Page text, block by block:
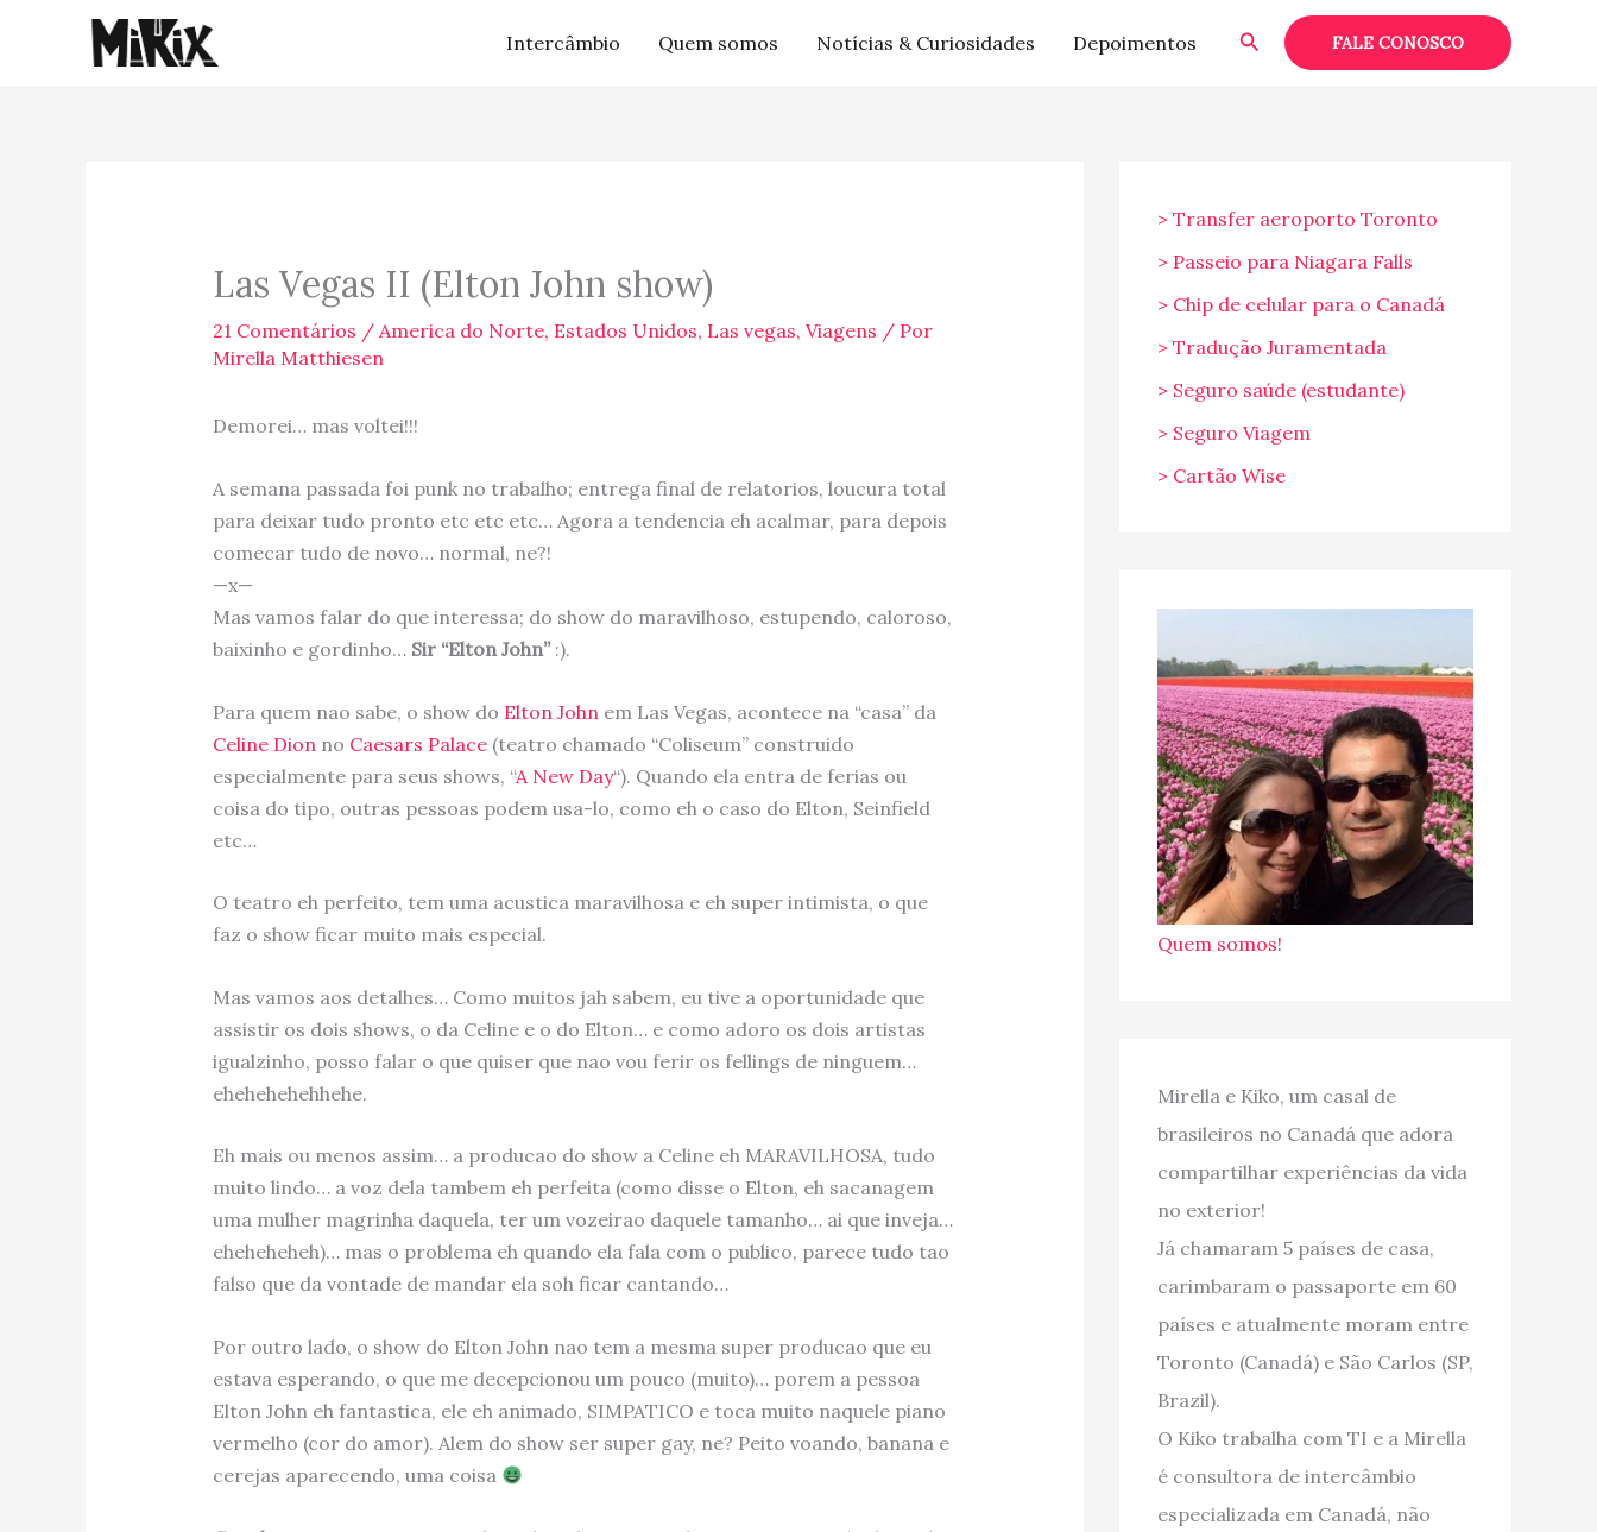
Intercâmbio Quem somos Notícias & Curiosidades Depoimentos PesquisarFALE CONOSCO
Las Vegas II (Elton John show)
21 Comentários / America do Norte, Estados Unidos, Las vegas, Viagens / Por
Mirella Matthiesen
Demorei… mas voltei!!!
A semana passada foi punk no trabalho; entrega final de relatorios, loucura total
para deixar tudo pronto etc etc etc… Agora a tendencia eh acalmar, para depois
comecar tudo de novo… normal, ne?!
—x—
Mas vamos falar do que interessa; do show do maravilhoso, estupendo, caloroso,
baixinho e gordinho… Sir “Elton John”:).
Para quem nao sabe, o show do Elton John em Las Vegas, acontece na “casa” da
Celine Dion no Caesars Palace(teatro chamado “Coliseum” construido
especialmente para seus shows, “A New Day“). Quando ela entra de ferias ou
coisa do tipo, outras pessoas podem usa-lo, como eh o caso do Elton, Seinfield
etc…
O teatro eh perfeito, tem uma acustica maravilhosa e eh super intimista, o que
faz o show ficar muito mais especial.
Mas vamos aos detalhes… Como muitos jah sabem, eu tive a oportunidade que
assistir os dois shows, o da Celine e o do Elton… e como adoro os dois artistas
igualzinho, posso falar o que quiser que nao vou ferir os fellings de ninguem…
ehehehehehhehe.
Eh mais ou menos assim… a producao do show a Celine eh MARAVILHOSA, tudo
muito lindo… a voz dela tambem eh perfeita (como disse o Elton, eh sacanagem
uma mulher magrinha daquela, ter um vozeirao daquele tamanho… ai que inveja…
eheheheheh)… mas o problema eh quando ela fala com o publico, parece tudo tao
falso que da vontade de mandar ela soh ficar cantando…
Por outro lado, o show do Elton John nao tem a mesma super producao que eu
estava esperando, o que me decepcionou um pouco (muito)… porem a pessoa
Elton John eh fantastica, ele eh animado, SIMPATICO e toca muito naquele piano
vermelho (cor do amor). Alem do show ser super gay, ne? Peito voando, banana e
cerejas aparecendo, uma coisa
> Transfer aeroporto Toronto
> Passeio para Niagara Falls
> Chip de celular para o Canadá
> Tradução Juramentada
> Seguro saúde (estudante)
> Seguro Viagem
> Cartão Wise
Quem somos!
Mirella e Kiko, um casal de
brasileiros no Canadá que adora
compartilhar experiências da vida
no exterior!
Já chamaram 5 países de casa,
carimbaram o passaporte em 60
países e atualmente moram entre
Toronto (Canadá) e São Carlos (SP,
Brazil).
O Kiko trabalha com TI e a Mirella
é consultora de intercâmbio
especializada em Canadá, não